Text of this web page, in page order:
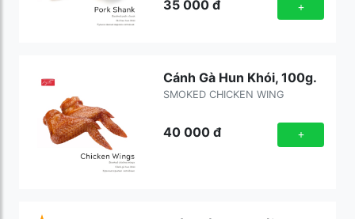
35 000đ +
Cánh Gà Hun Khói, 100g.
SMOKED CHICKEN WING
40 000đ +